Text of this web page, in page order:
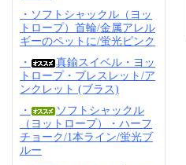
・ソフトシャックル（ヨッ
トロープ）首輪/金属アレル
ギーのペットに/蛍光ピンク
・
真鍮スイベル・ヨッ
トロープ・ブレスレット/ア
ンクレット (ブラス)
・
ソフトシャックル
（ヨットロープ）・ハーフ
チョーク/1本ライン/蛍光ブ
ルー